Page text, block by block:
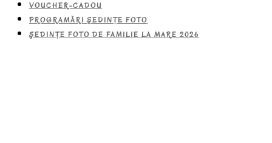
VOUCHER-CADOU
PROGRAMĂRI ŞEDINŢE FOTO
ŞEDINŢE FOTO DE FAMILIE LA MARE 2026